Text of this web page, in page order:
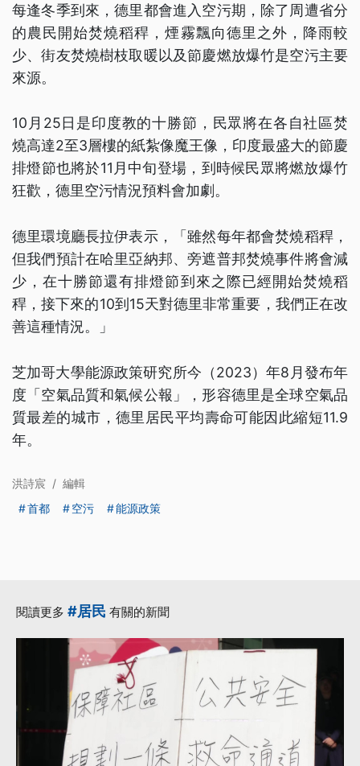
每逢冬季到來，德里都會進入空污期，除了周遭省分
的農民開始焚燒稻稈，煙霧飄向德里之外，降雨較
少、街友焚燒樹枝取暖以及節慶燃放爆竹是空污主要
來源。
10月25日是印度教的十勝節，民眾將在各自社區焚
燒高達2至3層樓的紙紮像魔王像，印度最盛大的節慶
排燈節也將於11月中旬登場，到時候民眾將燃放爆竹
狂歡，德里空污情況預料會加劇。
德里環境廳長拉伊表示，「雖然每年都會焚燒稻稈，
但我們預計在哈里亞納邦、旁遮普邦焚燒事件將會減
少，在十勝節還有排燈節到來之際已經開始焚燒稻
稈，接下來的10到15天對德里非常重要，我們正在改
善這種情況。」
芝加哥大學能源政策研究所今（2023）年8月發布年
度「空氣品質和氣候公報」，形容德里是全球空氣品
質最差的城市，德里居民平均壽命可能因此縮短11.9
年。
洪詩宸 / 編輯
首都
空污 能源政策
閱讀更多 #居民 有關的新聞